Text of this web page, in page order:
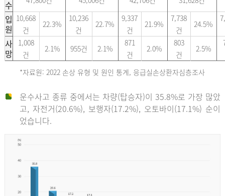
수
입
원
10,668
건
22.3%
10,236
건
22.7%
9,337
건
21.9%
7,738
건
24.5%
사
망
1,008
건
2.1% 955건 2.1%
871
건
2.0%
803
건
2.5%
*자료원: 2022 손상 유형 및 원인 통계, 응급실손상환자심층조사
운수사고 종류 중에서는 차량(탑승자)이 35.8%로 가장 많았
고, 자전거(20.6%), 보행자(17.2%), 오토바이(17.1%) 순이
었습니다.